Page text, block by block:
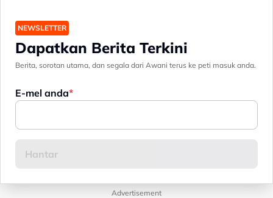
NEWSLETTER
Dapatkan Berita Terkini
Berita, sorotan utama, dan segala dari Awani terus ke peti masuk anda.
E-mel anda
Advertisement